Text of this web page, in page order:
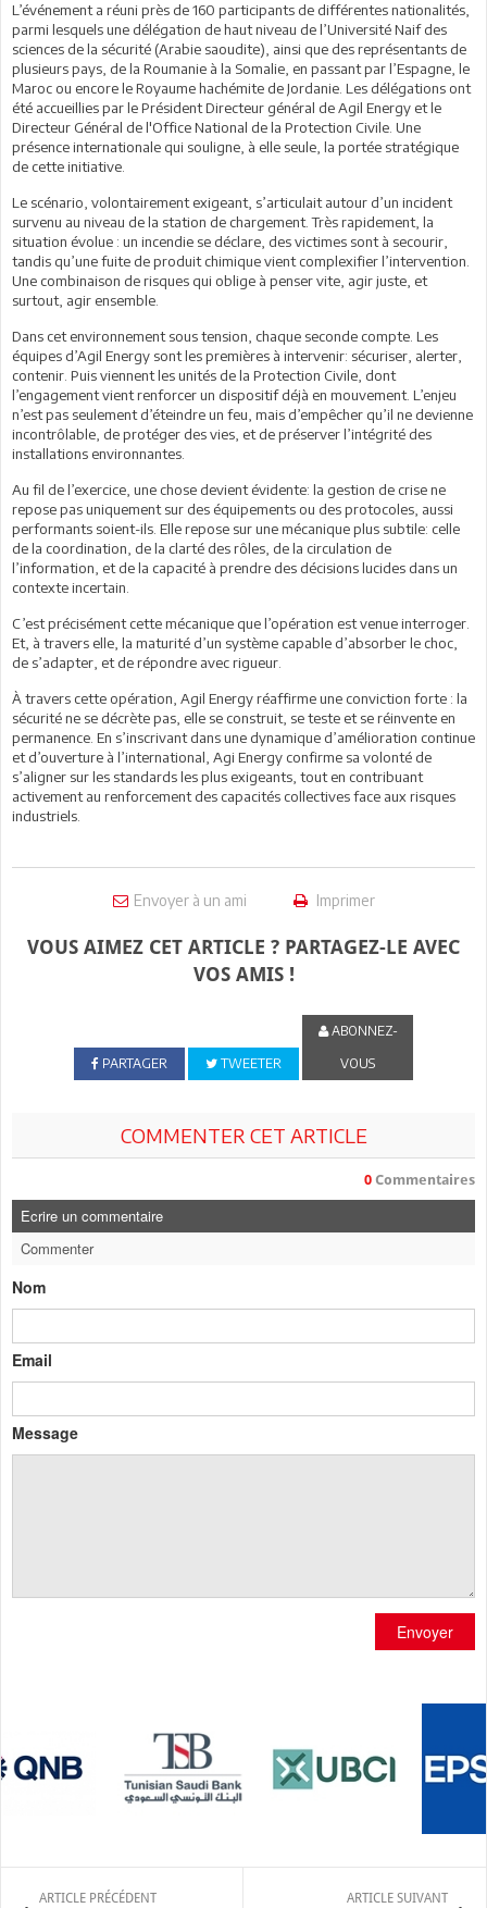
L’événement a réuni près de 160 participants de différentes nationalités,
parmi lesquels une délégation de haut niveau de l’Université Naif des
sciences de la sécurité (Arabie saoudite), ainsi que des représentants de
plusieurs pays, de la Roumanie à la Somalie, en passant par l’Espagne, le
Maroc ou encore le Royaume hachémite de Jordanie. Les délégations ont
été accueillies par le Président Directeur général de Agil Energy et le
Directeur Général de l'Office National de la Protection Civile. Une
présence internationale qui souligne, à elle seule, la portée stratégique
de cette initiative.
Le scénario, volontairement exigeant, s’articulait autour d’un incident
survenu au niveau de la station de chargement. Très rapidement, la
situation évolue : un incendie se déclare, des victimes sont à secourir,
tandis qu’une fuite de produit chimique vient complexifier l’intervention.
Une combinaison de risques qui oblige à penser vite, agir juste, et
surtout, agir ensemble.
Dans cet environnement sous tension, chaque seconde compte. Les
équipes d’Agil Energy sont les premières à intervenir: sécuriser, alerter,
contenir. Puis viennent les unités de la Protection Civile, dont
l’engagement vient renforcer un dispositif déjà en mouvement. L’enjeu
n’est pas seulement d’éteindre un feu, mais d’empêcher qu’il ne devienne
incontrôlable, de protéger des vies, et de préserver l’intégrité des
installations environnantes.
Au fil de l’exercice, une chose devient évidente: la gestion de crise ne
repose pas uniquement sur des équipements ou des protocoles, aussi
performants soient-ils. Elle repose sur une mécanique plus subtile: celle
de la coordination, de la clarté des rôles, de la circulation de
l’information, et de la capacité à prendre des décisions lucides dans un
contexte incertain.
C’est précisément cette mécanique que l’opération est venue interroger.
Et, à travers elle, la maturité d’un système capable d’absorber le choc,
de s’adapter, et de répondre avec rigueur.
À travers cette opération, Agil Energy réaffirme une conviction forte : la
sécurité ne se décrète pas, elle se construit, se teste et se réinvente en
permanence. En s’inscrivant dans une dynamique d’amélioration continue
et d’ouverture à l’international, Agi Energy confirme sa volonté de
s’aligner sur les standards les plus exigeants, tout en contribuant
activement au renforcement des capacités collectives face aux risques
industriels.
Envoyer à un ami Imprimer
VOUS AIMEZ CET ARTICLE ? PARTAGEZ-LE AVEC
VOS AMIS !
PARTAGER TWEETER
ABONNEZ-
VOUS
COMMENTER CET ARTICLE
0 Commentaires
Ecrire un commentaire
Commenter
Nom
Email
Message
Envoyer
ARTICLE PRÉCÉDENT ARTICLE SUIVANT